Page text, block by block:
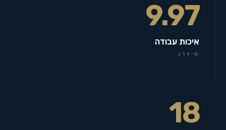
9.97
איכות עבודה
מידרג
18